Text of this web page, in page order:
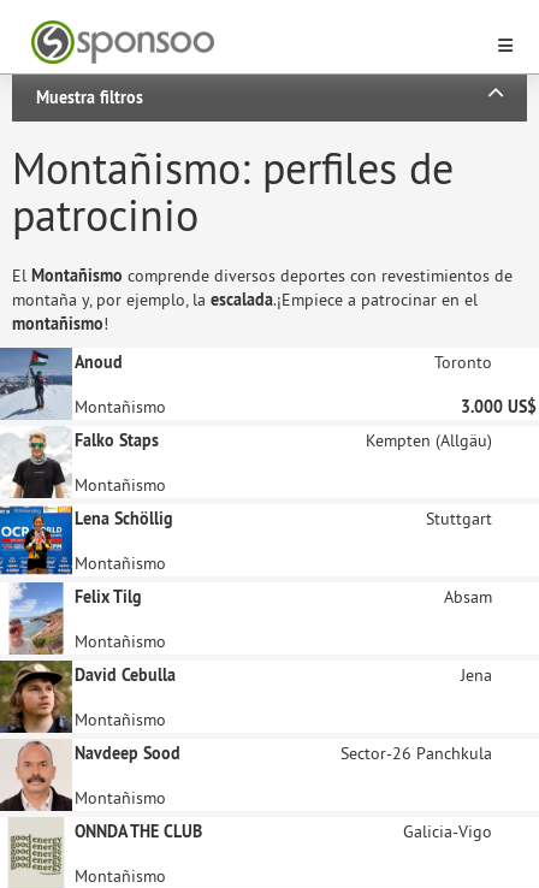
Muestra filtros
Montañismo: perfiles de
patrocinio
El Montañismo comprende diversos deportes con revestimientos de
montaña y, por ejemplo, la escalada.¡Empiece a patrocinar en el
montañismo!
Anoud
Toronto
Montañismo
3.000 US$
Falko Staps
Kempten (Allgäu)
Montañismo
Lena Schöllig
Stuttgart
Montañismo
Felix Tilg
Absam
Montañismo
David Cebulla
Jena
Montañismo
Navdeep Sood
Sector-26 Panchkula
Montañismo
ONNDA THE CLUB
Galicia-Vigo
Montañismo